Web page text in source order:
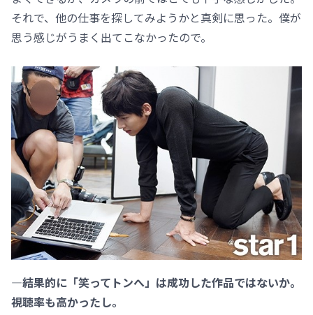
それで、他の仕事を探してみようかと真剣に思った。僕が
思う感じがうまく出てこなかったので。
―結果的に「笑ってトンへ」は成功した作品ではないか。
視聴率も高かったし。